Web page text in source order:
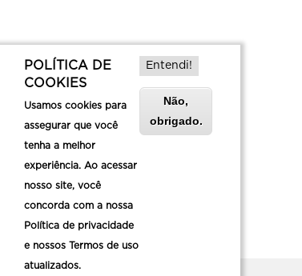
Sobre a Belotur
POLÍTICA DE
COOKIES
Usamos cookies para
assegurar que você
tenha a melhor
experiência. Ao acessar
nosso site, você
concorda com a nossa
Política de privacidade
e nossos Termos de uso
atualizados.
Entendi!
Não,
obrigado.